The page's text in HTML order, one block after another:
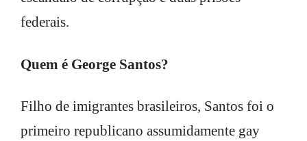
federais.
Quem é George Santos?
Filho de imigrantes brasileiros, Santos foi o
primeiro republicano assumidamente gay